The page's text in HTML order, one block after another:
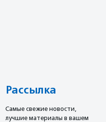
Рассылка
Cамые свежие новости,
лучшие материалы в вашем